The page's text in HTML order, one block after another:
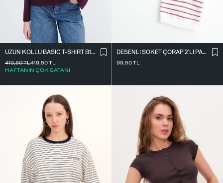
UZUN KOLLU BASIC T-SHIRT B10571
419,50TL
HAFTANIN ÇOK SATANI
419,50TL
DESENLI SOKET ÇORAP 2`LI PAKET ÇRP3014
99,50TL